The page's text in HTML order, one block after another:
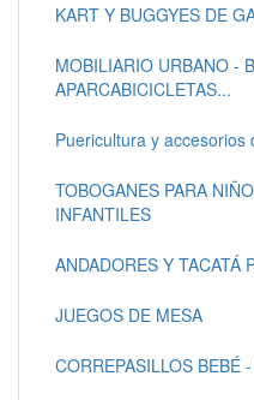
KART Y BUGGYES DE
MOBILIARIO URBANO -
APARCABICICLETAS...
Puericultura y accesorios
TOBOGANES PARA
INFANTILES
ANDADORES Y TACATÁ
JUEGOS DE MESA
CORREPASILLOS BEBÉ